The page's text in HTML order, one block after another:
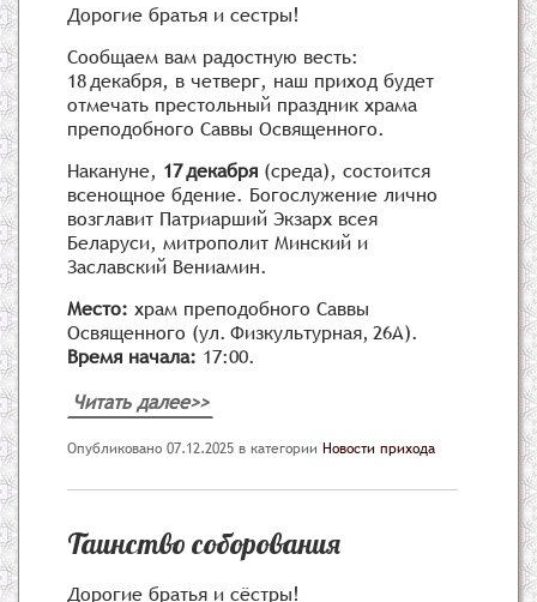
Дорогие братья и сестры!
Сообщаем вам радостную весть:
18 декабря, в четверг, наш приход будет
отмечать престольный праздник храма
преподобного Саввы Освященного.
Накануне, 17 декабря (среда), состоится
всенощное бдение. Богослужение лично
возглавит Патриарший Экзарх всея
Беларуси, митрополит Минский и
Заславский Вениамин.
Место: храм преподобного Саввы
Освященного (ул. Физкультурная, 26А).
Время начала: 17:00.
Читать далее>>
Опубликовано 07.12.2025 в категории Новости прихода
Таинство соборования
Дорогие братья и сёстры!